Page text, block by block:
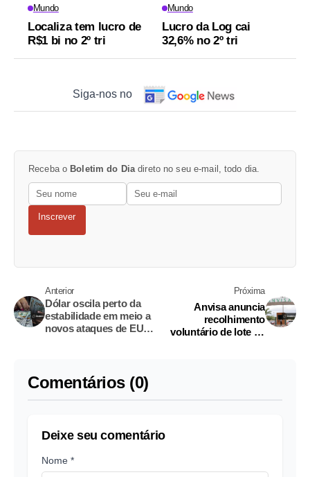
Mundo
Localiza tem lucro de
R$1 bi no 2º tri
Mundo
Lucro da Log cai
32,6% no 2º tri
Siga-nos no
Receba o Boletim do Dia direto no seu e-mail, todo dia.
Inscrever
Anterior
Dólar oscila perto da
estabilidade em meio a
novos ataques de EUA
Próxima
Anvisa anuncia
recolhimento
voluntário de lote de
Comentários (0)
Deixe seu comentário
Nome *